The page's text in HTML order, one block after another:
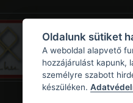
Oldalunk sütiket
A weboldal alapvető
hozzájárulást kapunk,
személyre szabott
készüléken.